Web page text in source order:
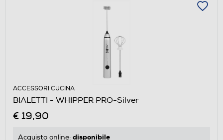
ACCESSORI CUCINA
BIALETTI - WHIPPER PRO-Silver
€ 19,90
Acquisto online: disponibile